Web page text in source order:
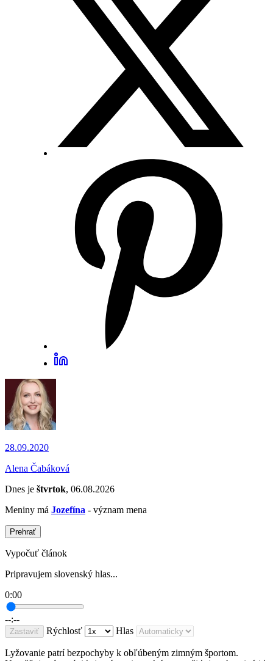
28.09.2020
Alena Čabáková
Dnes je štvrtok, 06.08.2026
Meniny má Jozefína - význam mena
Prehrať
Vypočuť článok
Pripravujem slovenský hlas...
0:00
--:--
Zastaviť Rýchlosť Hlas
Lyžovanie patrí bezpochyby k obľúbeným zimným športom.